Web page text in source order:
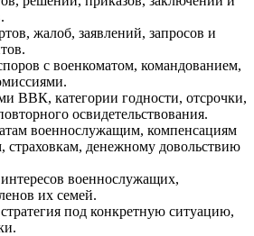
жалоб, заявлений, запросов и
с военкоматом, командованием,
ВВК, категории годности, отсрочки,
освидетельствования.
военнослужащим, компенсациям
денежному довольствию
военнослужащих,
их семей.
под конкретную ситуацию,